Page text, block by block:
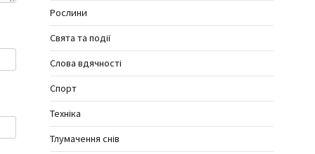
Рослини
Свята та події
Слова вдячності
Спорт
Техніка
Тлумачення снів